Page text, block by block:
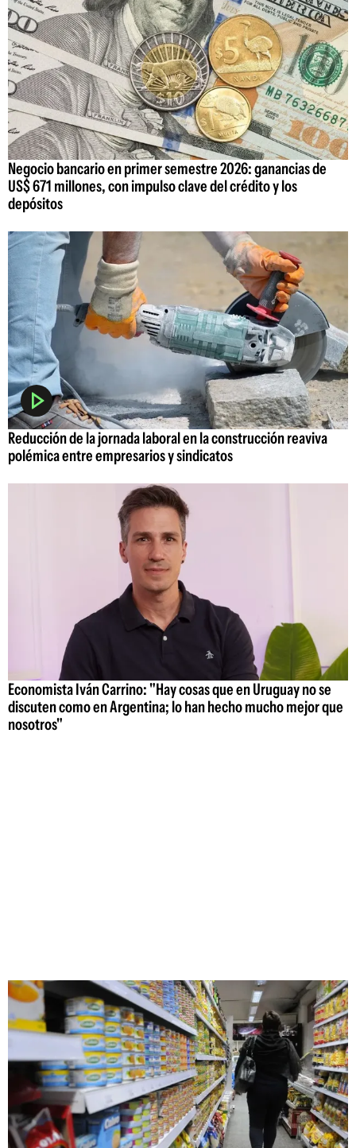
Negocio bancario en primer semestre 2026: ganancias de
US$ 671 millones, con impulso clave del crédito y los
depósitos
Reducción de la jornada laboral en la construcción reaviva
polémica entre empresarios y sindicatos
Economista Iván Carrino: "Hay cosas que en Uruguay no se
discuten como en Argentina; lo han hecho mucho mejor que
nosotros"